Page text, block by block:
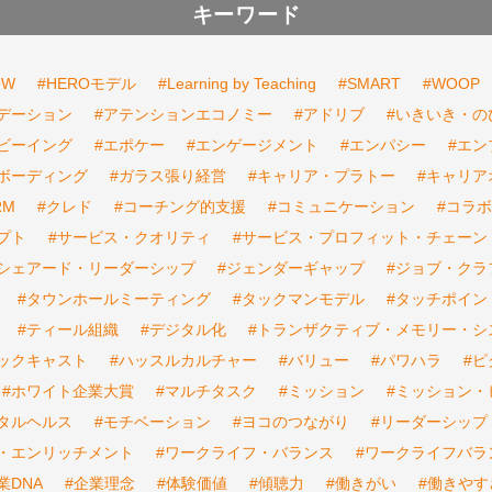
キーワード
#HEROモデル #Learning by Teaching #SMART
#WOOP
ーション
#アテンションエコノミー #アドリブ
#いきいき・の
ーイング
#エポケー #エンゲージメント #エンパシー
#エン
ーディング
#ガラス張り経営 #キャリア・プラトー
#キャリア
#クレド #コーチング的支援 #コミュニケーション
#コラ
ト
#サービス・クオリティ
#サービス・プロフィット・チェーン
ェアード・リーダーシップ
#ジェンダーギャップ
#ジョブ・クラ
#タウンホールミーティング
#タックマンモデル
#タッチポイン
#ティール組織
#デジタル化
#トランザクティブ・メモリー・シ
クキャスト
#ハッスルカルチャー #バリュー #パワハラ
#ピ
#ホワイト企業大賞
#マルチタスク #ミッション
#ミッション
ルヘルス
#モチベーション #ヨコのつながり
#リーダーシップ
エンリッチメント
#ワークライフ・バランス
#ワークライフバラ
DNA
#企業理念 #体験価値 #傾聴力 #働きがい #働きやす